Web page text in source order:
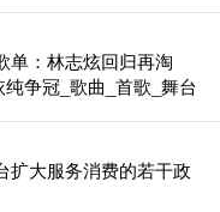
单：林志炫回归再淘
争冠_歌曲_首歌_舞台
扩大服务消费的若干政